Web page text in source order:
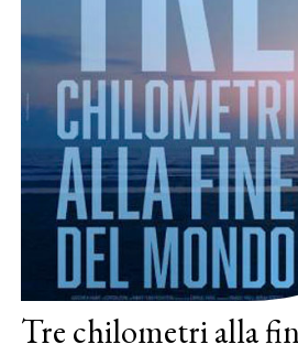
Tre chilometri alla